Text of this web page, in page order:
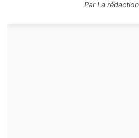
ParLa rédaction